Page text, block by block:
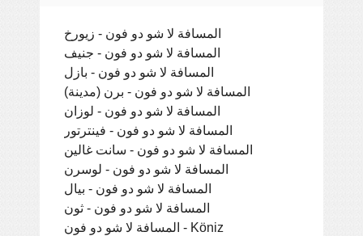
المسافة لا شو دو فون - زيورخ
المسافة لا شو دو فون - جنيف
المسافة لا شو دو فون - بازل
المسافة لا شو دو فون - برن (مدينة)
المسافة لا شو دو فون - لوزان
المسافة لا شو دو فون - فينترتور
المسافة لا شو دو فون - سانت غالين
المسافة لا شو دو فون - لوسرن
المسافة لا شو دو فون - بيال
المسافة لا شو دو فون - ثون
المسافة لا شو دو فون - Köniz